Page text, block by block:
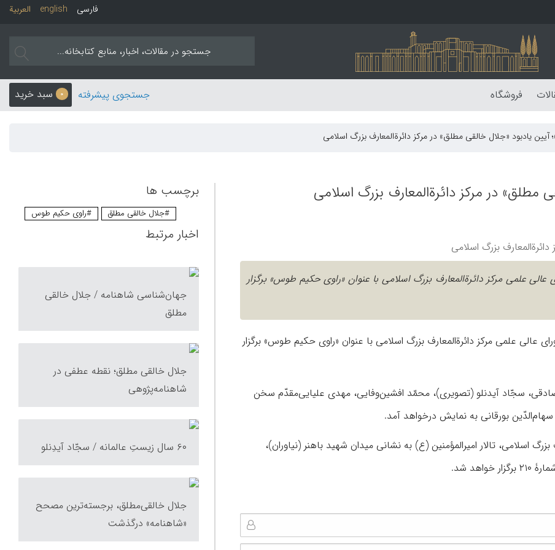
العربیة english فارسی
فروشگاه 0 سبد خرید جستجوی پیشرفته
یادبود «جلال خالقی مطلق» در مرکز دائرةالمعارف بزرگ اسلامی
در مرکز دائرةالمعارف بزرگ اسلامی
علمی مرکز دائرة‌المعارف بزرگ اسلامی با عنوان «راوی حکیم طوس» برگزار
عالی علمی مرکز دائرة‌المعارف بزرگ اسلامی با عنوان «راوی حکیم طوس» برگزار
سجّاد آیدنلو (تصویری)، محمّد افشین‌وفایی، مهدی علیایی‌مقدّم سخن
بورقانی به نمایش درخواهد آمد.
ساعت ١۵ در مرکز دائرة‌المعارف بزرگ اسلامی، تالار امیرالمؤمنین (ع) به نشانی میدان شهید باهنر (نیاوران)،
شد.
برچسب ها
#جلال خالقی مطلق #راوی حکیم طوس
اخبار مرتبط
جهان‌شناسی شاهنامه / جلال خالقی
مطلق
جلال خالقی مطلق؛ نقطه عطفی در
شاهنامه‌پژوهی
۶۰ سال زیستِ عالمانه / سجّاد آیدِنلو
جلال خالقی‌مطلق، برجسته‌ترین مصحح
«شاهنامه» درگذشت